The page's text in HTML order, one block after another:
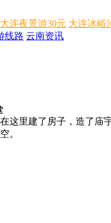
大连夜景游30元 大连冰峪
线路 云南资讯
里建了房子，造了庙
。